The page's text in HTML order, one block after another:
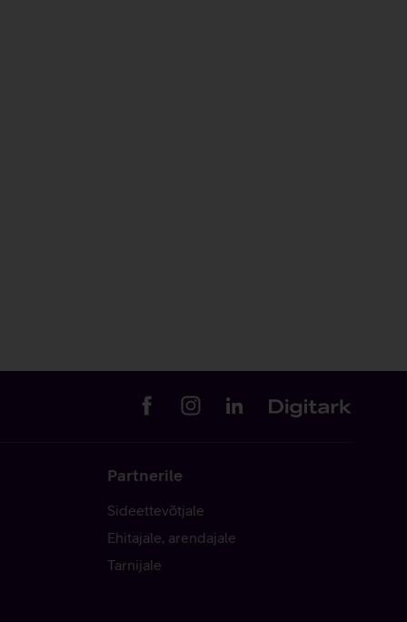
Partnerile
Sideettevõtjale
Ehitajale, arendajale
Tarnijale